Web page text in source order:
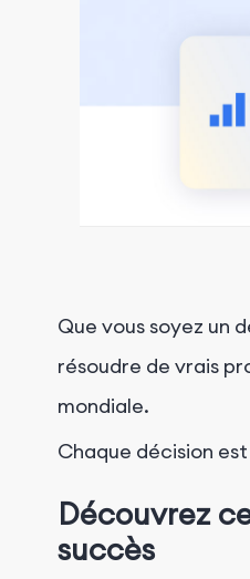
Que vous soyez un
résoudre de vrais
mondiale.
Chaque décision
Découvrez
succès